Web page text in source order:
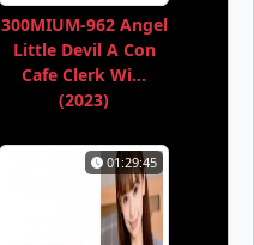
300MIUM-962 Angel
Little Devil A Con
Cafe Clerk Wi...
(2023)
01:29:45